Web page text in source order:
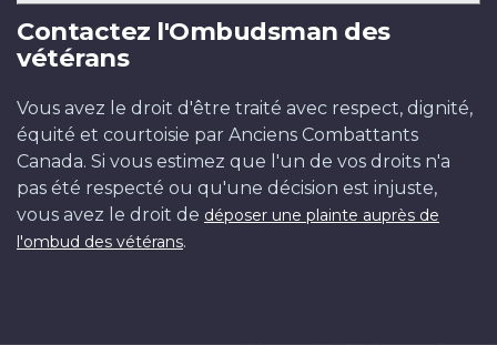
Contactez l'Ombudsman des
vétérans
Vous avez le droit d'être traité avec respect, dignité,
équité et courtoisie par Anciens Combattants
Canada. Si vous estimez que l'un de vos droits n'a
pas été respecté ou qu'une décision est injuste,
vous avez le droit de déposer une plainte auprès de
l'ombud des vétérans.